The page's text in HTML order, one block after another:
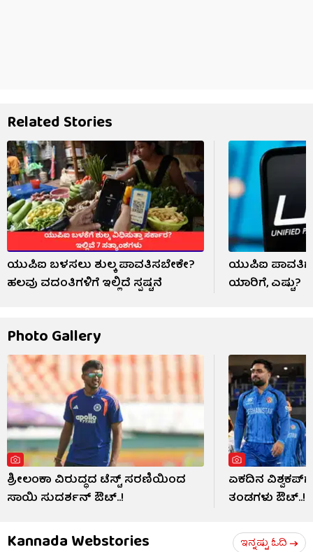
Related Stories
ಯುಪಿಐ ಬಳಸಲು ಶುಲ್ಕ ಪಾವತಿಸಬೇಕೇ?
ಹಲವು ವದಂತಿಗಳಿಗೆ ಇಲ್ಲಿದೆ ಸ್ಪಷ್ಟನೆ
ಯುಪಿಐ ಪಾವತಿಗೆ
ಯಾರಿಗೆ, ಎಷ್ಟು?
Photo Gallery
ಶ್ರೀಲಂಕಾ ವಿರುದ್ಧದ ಟೆಸ್ಟ್ ಸರಣಿಯಿಂದ
ಸಾಯಿ ಸುದರ್ಶನ್ ಔಟ್..!
ಏಕದಿನ ವಿಶ್ವಕಪ್‌ಗೆ
ತಂಡಗಳು ಔಟ್..!
Kannada Webstories ಇನ್ನಷ್ಟು ಓದಿ